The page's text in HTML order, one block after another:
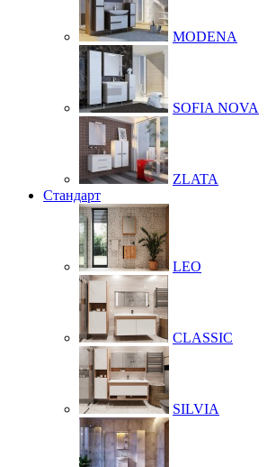
MODENA
SOFIA NOVA
ZLATA
Стандарт
LEO
CLASSIC
SILVIA